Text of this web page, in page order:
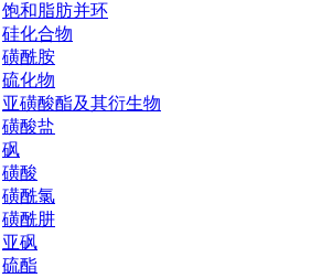
饱和脂肪并环
硅化合物
磺酰胺
硫化物
亚磺酸酯及其衍生物
磺酸盐
砜
磺酸
磺酰氯
磺酰肼
亚砜
硫酯